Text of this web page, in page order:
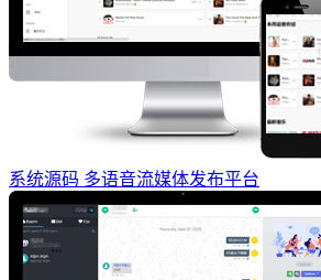
系统源码 多语音流媒体发布平台